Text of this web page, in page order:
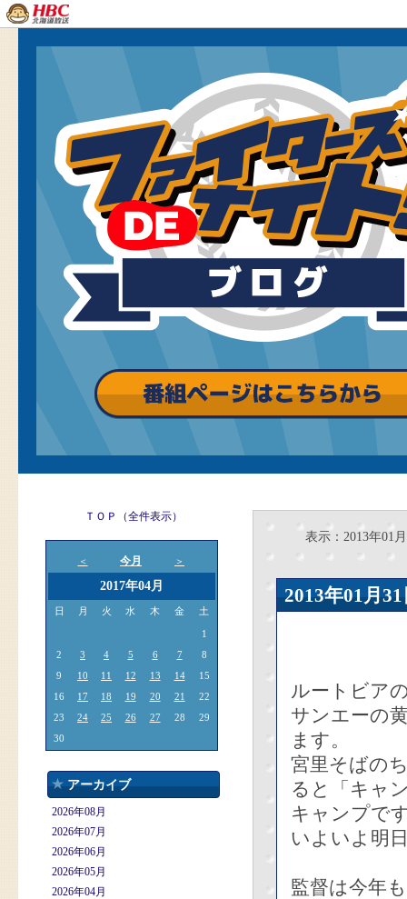
ＴＯＰ（全件表示）
＜ 今月 ＞
2017年04月
日 月 火 水 木 金 土
1
2
3 4 5 6 7
8
9
10 11 12 13 14
15
16
17 18 19 20 21
22
23
24 25 26 27 28
29
30
アーカイブ
2026年08月
2026年07月
2026年06月
2026年05月
2026年04月
表示：2013年01月
2013年01
ルートビア
サンエーの
ます。
宮里そばの
ると「キャ
キャンプで
いよいよ明
監督は今年